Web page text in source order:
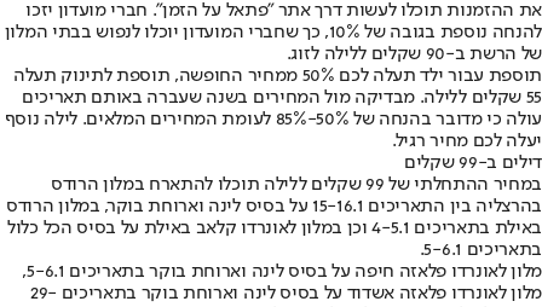
את ההזמנות תוכלו לעשות דרך אתר "פתאל על הזמן". חברי מועדון יזכו
להנחה נוספת בגובה של 10%, כך שחברי המועדון יוכלו לנפוש בבתי המלון
של הרשת ב-90 שקלים ללילה לזוג.
תוספת עבור ילד תעלה לכם 50% ממחיר החופשה, תוספת לתינוק תעלה
55 שקלים ללילה. מבדיקה מול המחירים בשנה שעברה באותם תאריכים
עולה כי מדובר בהנחה של 50%-85% לעומת המחירים המלאים. לילה נוסף
יעלה לכם מחיר רגיל.
דילים ב-99 שקלים
במחיר ההתחלתי של 99 שקלים ללילה תוכלו להתארח במלון הרודס
בהרצליה בין התאריכים 15-16.1 על בסיס לינה וארוחת בוקר, במלון הרודס
באילת בתאריכים 4-5.1 וכן במלון לאונרדו קלאב באילת על בסיס הכל כלול
בתאריכים 5-6.1.
מלון לאונרדו פלאזה חיפה על בסיס לינה וארוחת בוקר בתאריכים 5-6.1,
מלון לאונרדו פלאזה אשדוד על בסיס לינה וארוחת בוקר בתאריכים 29-